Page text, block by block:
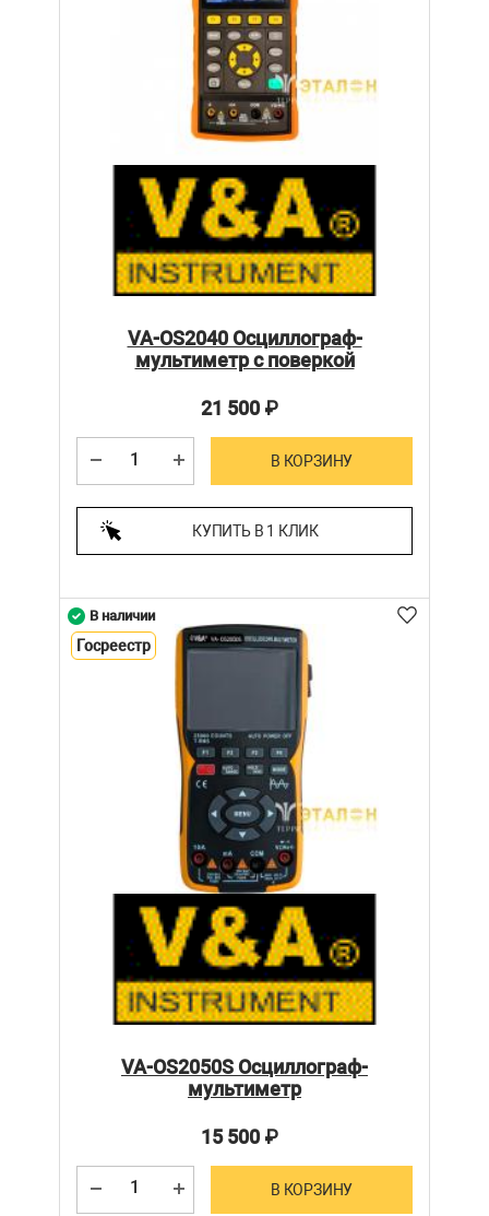
VA-OS2040 Осциллограф-
мультиметр с поверкой
21 500₽
В КОРЗИНУ
КУПИТЬ В 1 КЛИК
VA-OS2050S Осциллограф-
мультиметр
15 500₽
В КОРЗИНУ
В наличии
Госреестр